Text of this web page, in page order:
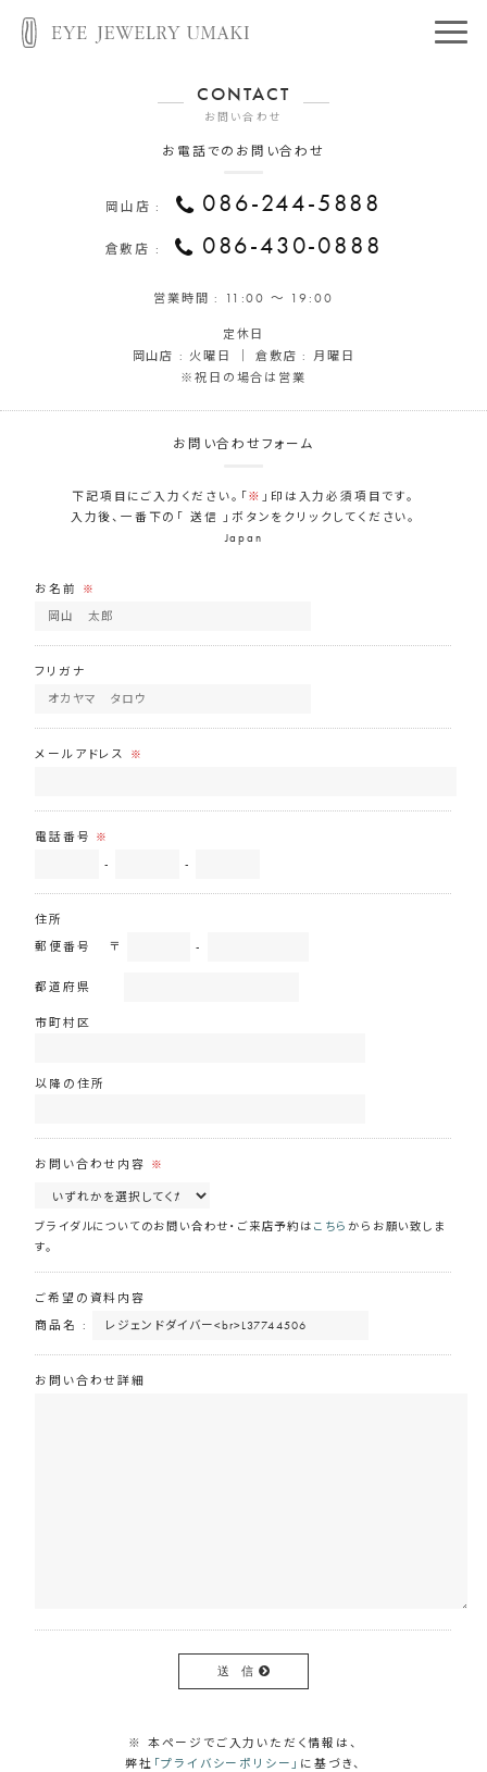
CONTACT
お問い合わせ
お電話でのお問い合わせ
岡山店 : 086-244-5888
倉敷店 : 086-430-0888
営業時間 : 11:00 ～ 19:00
定休日
岡山店 : 火曜日 ｜ 倉敷店 : 月曜日
※祝日の場合は営業
お問い合わせフォーム
下記項目にご入力ください。「※ 」印は入力必須項目です。
入力後、一番下の「 送信 」ボタンをクリックしてください。
Japan
お名前 ※
フリガナ
メールアドレス ※
電話番号 ※
- -
住所
郵便番号〒 -
都道府県
市町村区
以降の住所
お問い合わせ内容 ※
ブライダルについてのお問い合わせ・ご来店予約は こちらからお願い致しま
す。
ご希望の資料内容
商品名 :
お問い合わせ詳細
送 信
※ 本ページでご入力いただく情報は、
弊社 「プライバシーポリシー」 に基づき、